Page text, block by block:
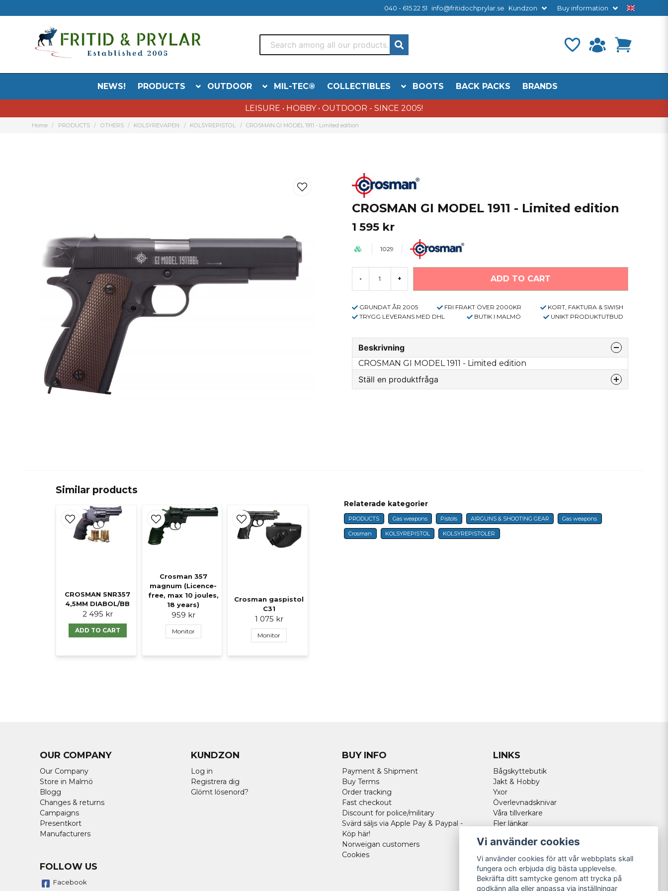
040 - 615 22 51 info@fritidochprylar.se Kundzon Buy information
NEWS! PRODUCTS OUTDOOR MIL-TEC® COLLECTIBLES BOOTS BACK PACKS BRANDS
LEISURE • HOBBY • OUTDOOR - SINCE 2005!
Home PRODUCTS OTHERS KOLSYREVAPEN KOLSYREPISTOL CROSMAN GI MODEL 1911 - Limited edition
CROSMAN GI MODEL 1911 - Limited edition
1 595 kr
1029
- + ADD TO CART
GRUNDAT ÅR 2005 FRI FRAKT ÖVER 2000KR
KORT, FAKTURA & SWISH
TRYGG LEVERANS MED DHL
BUTIK I MALMÖ UNIKT PRODUKTUTBUD
Beskrivning
CROSMAN GI MODEL 1911 - Limited edition
Ställ en produktfråga
Ja, ni får publicera min fråga
Similar products
CROSMAN SNR357
4,5MM DIABOL/BB
2 495 kr
ADD TO CART
Crosman 357
magnum (Licence-
free, max 10 joules,
18 years)
959 kr
Monitor
Crosman gaspistol
C31
1 075 kr
Monitor
Relaterade kategorier
PRODUCTS Gas weapons Pistols AIRGUNS & SHOOTING GEAR Gas weapons
Crosman KOLSYREPISTOL KOLSYREPISTOLER
OUR COMPANY
Our Company
Store in Malmö
Blogg
Changes & returns
Campaigns
Presentkort
Manufacturers
KUNDZON
Log in
Registrera dig
Glömt lösenord?
BUY INFO
Payment & Shipment
Buy Terms
Order tracking
Fast checkout
Discount for police/military
Svärd säljs via Apple Pay & Paypal -
Köp här!
Norweigan customers
Cookies
LINKS
Bågskyttebutik
Jakt & Hobby
Yxor
Överlevnadsknivar
Våra tillverkare
Fler länkar
FOLLOW US
Facebook
Vi använder cookies
Vi använder cookies för att vår webbplats skall
fungera och erbjuda dig bästa upplevelse.
Bekräfta ditt samtycke genom att trycka på
godkänn alla eller anpassa via inställningar